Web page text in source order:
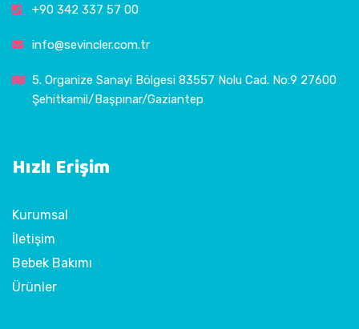
+90 342 337 57 00
info@sevincler.com.tr
5. Organize Sanayi Bölgesi 83557 Nolu Cad. No:9 27600
Şehitkamil/Başpınar/Gaziantep
Hızlı Erişim
Kurumsal
İletişim
Bebek Bakımı
Ürünler